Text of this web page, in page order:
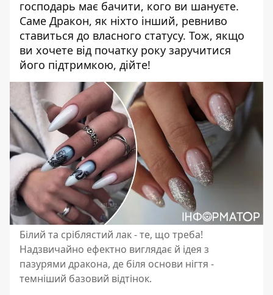
господарь має бачити, кого ви шануєте.
Саме Дракон, як ніхто інший, ревниво
ставиться до власного статусу. Тож, якщо
ви хочете від початку року заручитися
його підтримкою, дійте!
Білий та сріблястий лак - те, що треба!
Надзвичайно ефектно виглядає й ідея з
пазурями дракона, де біля основи нігтя -
темніший базовий відтінок.